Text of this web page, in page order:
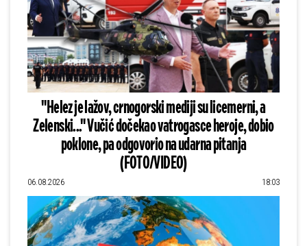
"Helez je lažov, crnogorski mediji su licemerni, a
Zelenski..." Vučić dočekao vatrogasce heroje, dobio
poklone, pa odgovorio na udarna pitanja
(FOTO/VIDEO)
06.08.2026 18:03